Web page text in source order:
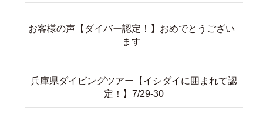
お客様の声【ダイバー認定！】おめでとうござい
ます
兵庫県ダイビングツアー【イシダイに囲まれて認
定！】7/29-30